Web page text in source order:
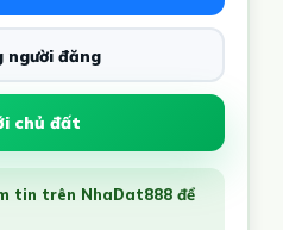
người đăng
chủ đất
tin trên NhaDat888 để